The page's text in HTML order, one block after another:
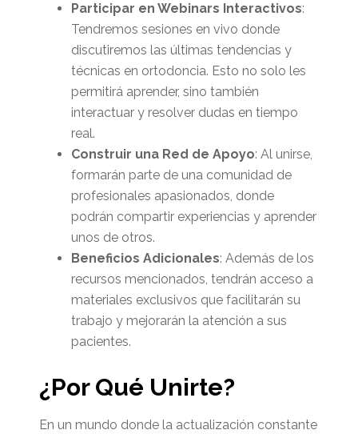
Participar en Webinars Interactivos:
Tendremos sesiones en vivo donde
discutiremos las últimas tendencias y
técnicas en ortodoncia. Esto no solo les
permitirá aprender, sino también
interactuar y resolver dudas en tiempo
real.
Construir una Red de Apoyo: Al unirse,
formarán parte de una comunidad de
profesionales apasionados, donde
podrán compartir experiencias y aprender
unos de otros.
Beneficios Adicionales: Además de los
recursos mencionados, tendrán acceso a
materiales exclusivos que facilitarán su
trabajo y mejorarán la atención a sus
pacientes.
¿Por Qué Unirte?
En un mundo donde la actualización constante